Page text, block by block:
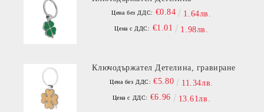
Цена без ДДС: €0.84 1.64лв.
Цена с ДДС: €1.01 1.98лв.
Ключодържател Детелина, гравиране
Цена без ДДС: €5.80 11.34лв.
Цена с ДДС: €6.96 13.61лв.